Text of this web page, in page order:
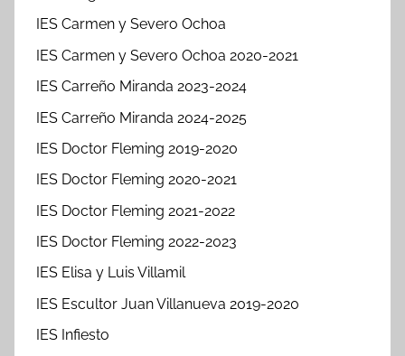
IES Carmen y Severo Ochoa
IES Carmen y Severo Ochoa 2020-2021
IES Carreño Miranda 2023-2024
IES Carreño Miranda 2024-2025
IES Doctor Fleming 2019-2020
IES Doctor Fleming 2020-2021
IES Doctor Fleming 2021-2022
IES Doctor Fleming 2022-2023
IES Elisa y Luis Villamil
IES Escultor Juan Villanueva 2019-2020
IES Infiesto